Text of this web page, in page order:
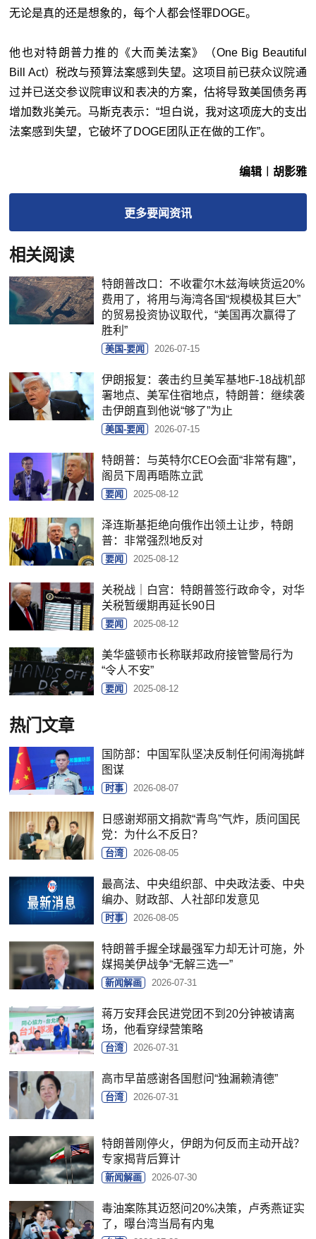
无论是真的还是想象的，每个人都会怪罪DOGE。
他也对特朗普力推的《大而美法案》（One Big Beautiful
Bill Act）税改与预算法案感到失望。这项目前已获众议院通
过并已送交参议院审议和表决的方案，估将导致美国债务再
增加数兆美元。马斯克表示：“坦白说，我对这项庞大的支出
法案感到失望，它破坏了DOGE团队正在做的工作”。
编辑︱胡影雅
更多要闻资讯
相关阅读
特朗普改口：不收霍尔木兹海峡货运20%
费用了，将用与海湾各国“规模极其巨大”
的贸易投资协议取代，“美国再次赢得了
胜利”
美国-要闻 2026-07-15
伊朗报复：袭击约旦美军基地F-18战机部
署地点、美军住宿地点，特朗普：继续袭
击伊朗直到他说“够了”为止
美国-要闻 2026-07-15
特朗普：与英特尔CEO会面“非常有趣”，
阁员下周再晤陈立武
要闻 2025-08-12
泽连斯基拒绝向俄作出领土让步，特朗
普：非常强烈地反对
要闻 2025-08-12
关税战｜白宫：特朗普签行政命令，对华
关税暂缓期再延长90日
要闻 2025-08-12
美华盛顿市长称联邦政府接管警局行为
“令人不安”
要闻 2025-08-12
热门文章
国防部：中国军队坚决反制任何闹海挑衅
图谋
时事 2026-08-07
日感谢郑丽文捐款“青鸟”气炸，质问国民
党：为什么不反日？
台湾 2026-08-05
最高法、中央组织部、中央政法委、中央
编办、财政部、人社部印发意见
时事 2026-08-05
特朗普手握全球最强军力却无计可施，外
媒揭美伊战争“无解三选一”
新闻解画 2026-07-31
蒋万安拜会民进党团不到20分钟被请离
场，他看穿绿营策略
台湾 2026-07-31
高市早苗感谢各国慰问“独漏赖清德”
台湾 2026-07-31
特朗普刚停火，伊朗为何反而主动开战？
专家揭背后算计
新闻解画 2026-07-30
毒油案陈其迈怒问20%决策，卢秀燕证实
了，曝台湾当局有内鬼